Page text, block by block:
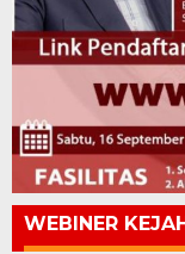
WEBINER